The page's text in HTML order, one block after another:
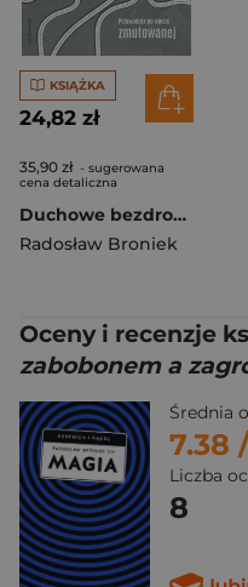
KSIĄŻKA
24,82 zł
35,90 zł - sugerowana
cena detaliczna
Duchowe bezdroża Przewodnik po wierze zmutowanej
Radosław Broniek
Oceny i recenzje
zabobonem a
Średnia
7.38
Liczba
8